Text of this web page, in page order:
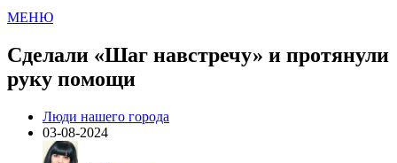
МЕНЮ
Сделали «Шаг навстречу» и протянули
руку помощи
Люди нашего города
03-08-2024